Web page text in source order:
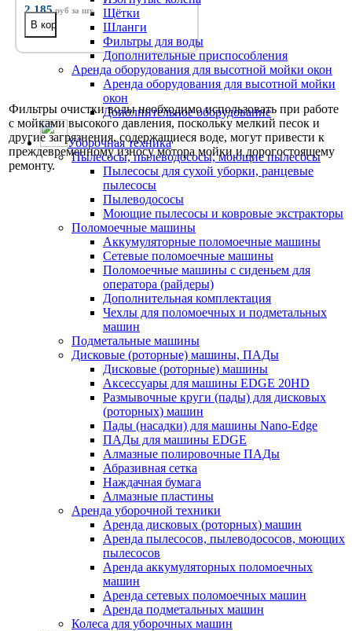
Щётки
Шланги
Фильтры для воды
Дополнительные приспособления
Аренда оборудования для высотной мойки окон
Аренда оборудования для высотной мойки
окон
Дополнительное оборудование
Уборочная техника
Пылесосы, пылеводососы, моющие пылесосы
Пылесосы для сухой уборки, ранцевые
пылесосы
Пылеводососы
Моющие пылесосы и ковровые экстракторы
Поломоечные машины
Аккумуляторные поломоечные машины
Сетевые поломоечные машины
Поломоечные машины с сиденьем для
оператора (райдеры)
Дополнительная комплектация
Чехлы для поломоечных и подметальных
машин
Подметальные машины
Дисковые (роторные) машины, ПАДы
Дисковые (роторные) машины
Аксессуары для машины EDGE 20HD
Размывочные круги (пады) для дисковых
(роторных) машин
Пады (насадки) для машины Nano-Edge
ПАДы для машины EDGE
Алмазные полировочные ПАДы
Абразивная сетка
Наждачная бумага
Алмазные пластины
Аренда уборочной техники
Аренда дисковых (роторных) машин
Аренда пылесосов, пылеводососов, моющих
пылесосов
Аренда аккумуляторных поломоечных
машин
Аренда сетевых поломоечных машин
Аренда подметальных машин
Колеса для уборочных машин
2 185руб за шт.
Фильтры очистки воды необходимо использовать при работе
с мойками высокого давления, поскольку мелкий песок и
другие загрязнения, содержащиеся воде, могут привести к
преждевременному износу мотора мойки и дорогостоящему
ремонту.